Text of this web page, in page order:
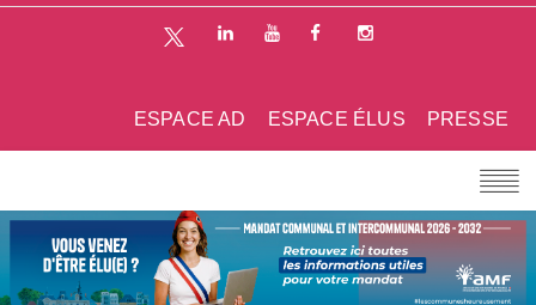
PRESSE
ESPACE ÉLUS
ESPACE AD